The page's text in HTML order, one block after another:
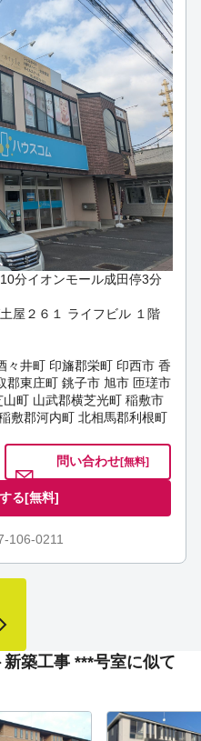
分イオンモール成田停3分
屋２６１ ライフビル １階
々井町 印旛郡栄町 印西市 香
郡東庄町 銚子市 旭市 匝瑳市
町 山武郡横芝光町 稲敷市
敷郡河内町 北相馬郡利根町
問い合わせ[無料]
る[無料]
106-0211
築工事 ***号室に似て